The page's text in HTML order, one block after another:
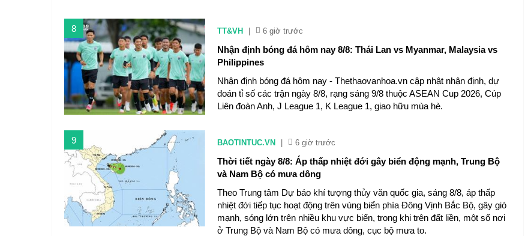
8 TT&VH 6 giờ trước
Nhận định bóng đá hôm nay 8/8: Thái Lan vs Myanmar, Malaysia vs
Philippines
Nhận định bóng đá hôm nay - Thethaovanhoa.vn cập nhật nhận định, dự
đoán tỉ số các trận ngày 8/8, rạng sáng 9/8 thuộc ASEAN Cup 2026, Cúp
Liên đoàn Anh, J League 1, K League 1, giao hữu mùa hè.
9 BAOTINTUC.VN 6 giờ trước
Thời tiết ngày 8/8: Áp thấp nhiệt đới gây biển động mạnh, Trung Bộ
và Nam Bộ có mưa dông
Theo Trung tâm Dự báo khí tượng thủy văn quốc gia, sáng 8/8, áp thấp
nhiệt đới tiếp tục hoạt động trên vùng biển phía Đông Vịnh Bắc Bộ, gây gió
mạnh, sóng lớn trên nhiều khu vực biển, trong khi trên đất liền, một số nơi
ở Trung Bộ và Nam Bộ có mưa dông, cục bộ mưa to.